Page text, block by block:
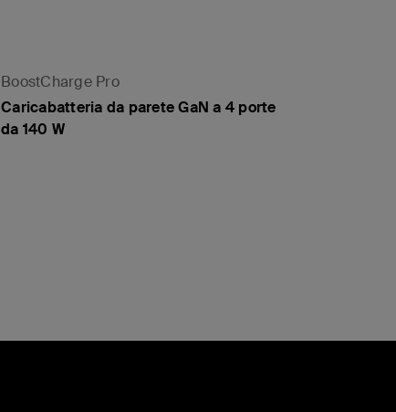
BoostCharge Pro
Caricabatteria da parete GaN a 4 porte
da 140 W